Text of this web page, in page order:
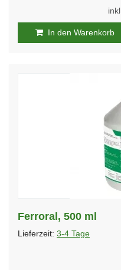
In den Warenkorb
Ferroral, 500 ml
Lieferzeit: 3-4 Tage